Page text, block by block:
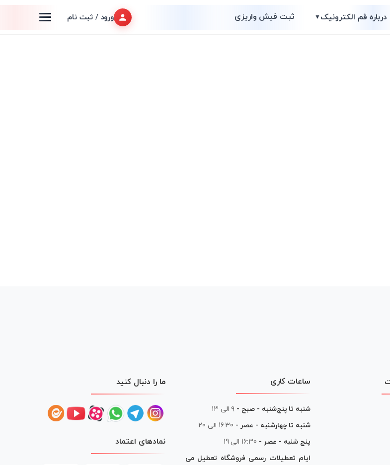
درباره قم الکترونیک▼ ثبت فیش واریزی ورود / ثبت نام
ساعات کاری
شنبه تا پنج‌شنبه - صبح - ۹ الی ۱۳
شنبه تا چهارشنبه - عصر - 16:30 الی 20
پنج شنبه - عصر - 16:30 الی 19
ایام تعطیلات رسمی فروشگاه تعطیل می
ما را دنبال کنید
نمادهای اعتماد